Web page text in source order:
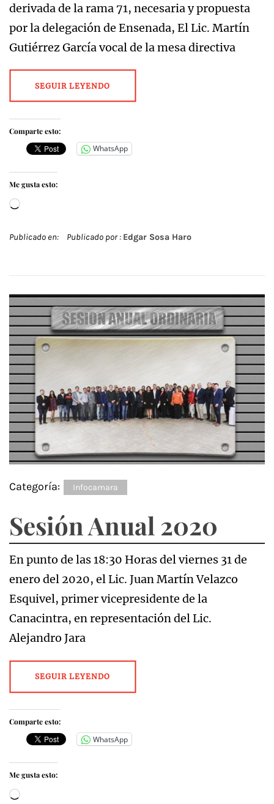
derivada de la rama 71, necesaria y propuesta
por la delegación de Ensenada, El Lic. Martín
Gutiérrez García vocal de la mesa directiva
SEGUIR LEYENDO
Comparte esto:
WhatsApp
Me gusta esto:
Cargando...
Publicado en: Publicado por : Edgar Sosa Haro
Categoría: Infocamara
Sesión Anual 2020
En punto de las 18:30 Horas del viernes 31 de
enero del 2020, el Lic. Juan Martín Velazco
Esquivel, primer vicepresidente de la
Canacintra, en representación del Lic.
Alejandro Jara
SEGUIR LEYENDO
Comparte esto:
WhatsApp
Me gusta esto:
Cargando...